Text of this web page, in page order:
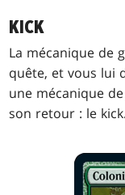
KICK
La mécanique de
quête, et vous lui
une mécanique
son retour : le kick.